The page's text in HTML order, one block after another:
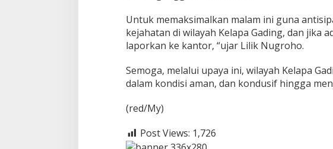
n
d
s
f
Untuk memaksimalkan malam ini guna
kejahatan di wilayah Kelapa Gading, dan jika
laporkan ke kantor, “ujar Lilik Nugroho.
Semoga, melalui upaya ini, wilayah Kelapa
dalam kondisi aman, dan kondusif hingga
(red/My)
Post Views: 1,726